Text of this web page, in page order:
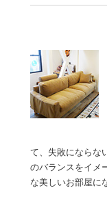
て、失敗にならな
のバランスをイメ
な美しいお部屋に